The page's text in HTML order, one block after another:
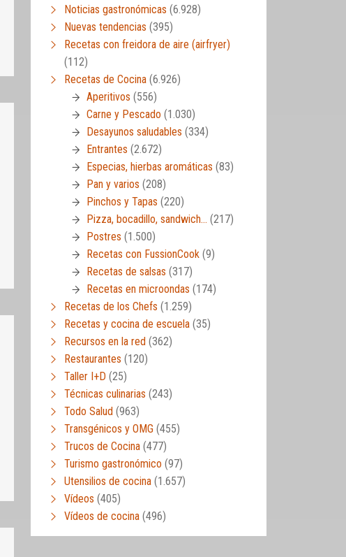
Noticias gastronómicas (6.928)
Nuevas tendencias (395)
Recetas con freidora de aire (airfryer)
(112)
Recetas de Cocina (6.926)
Aperitivos (556)
Carne y Pescado (1.030)
Desayunos saludables (334)
Entrantes (2.672)
Especias, hierbas aromáticas (83)
Pan y varios (208)
Pinchos y Tapas (220)
Pizza, bocadillo, sandwich… (217)
Postres (1.500)
Recetas con FussionCook (9)
Recetas de salsas (317)
Recetas en microondas (174)
Recetas de los Chefs (1.259)
Recetas y cocina de escuela (35)
Recursos en la red (362)
Restaurantes (120)
Taller I+D (25)
Técnicas culinarias (243)
Todo Salud (963)
Transgénicos y OMG (455)
Trucos de Cocina (477)
Turismo gastronómico (97)
Utensilios de cocina (1.657)
Vídeos (405)
Vídeos de cocina (496)